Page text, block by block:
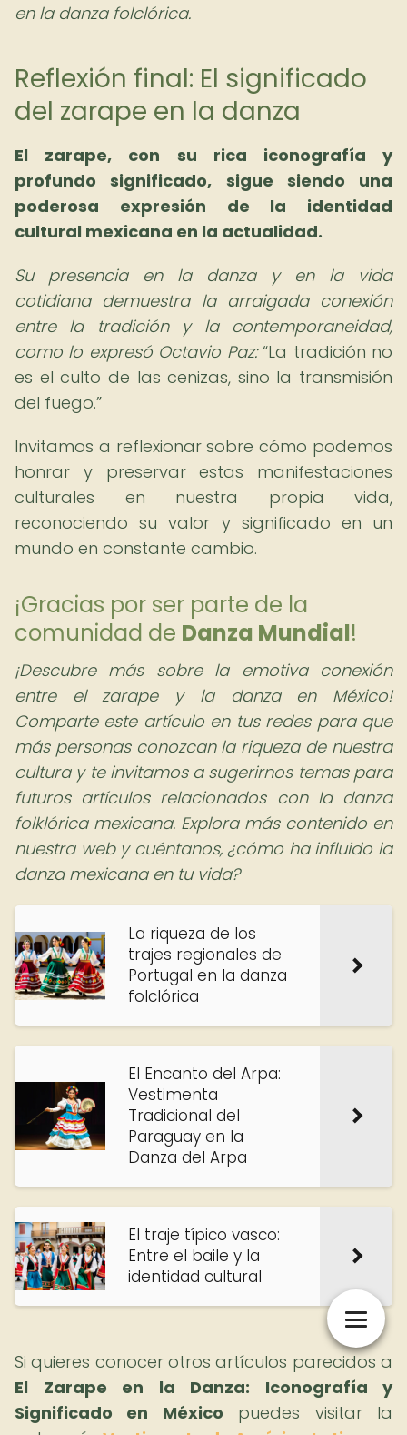
en la danza folclórica.
Reflexión final: El significado
del zarape en la danza
El zarape, con su rica iconografía y
profundo significado, sigue siendo una
poderosa expresión de la identidad
cultural mexicana en la actualidad.
Su presencia en la danza y en la vida
cotidiana demuestra la arraigada conexión
entre la tradición y la contemporaneidad,
como lo expresó Octavio Paz: La tradición no
es el culto de las cenizas, sino la transmisión
del fuego.
Invitamos a reflexionar sobre cómo podemos
honrar y preservar estas manifestaciones
culturales en nuestra propia vida,
reconociendo su valor y significado en un
mundo en constante cambio.
¡Gracias por ser parte de la
comunidad de Danza Mundial!
¡Descubre más sobre la emotiva conexión
entre el zarape y la danza en México!
Comparte este artículo en tus redes para que
más personas conozcan la riqueza de nuestra
cultura y te invitamos a sugerirnos temas para
futuros artículos relacionados con la danza
folklórica mexicana. Explora más contenido en
nuestra web y cuéntanos, ¿cómo ha influido la
danza mexicana en tu vida?
La riqueza de los
trajes regionales de
Portugal en la danza
folclórica
El Encanto del Arpa:
Vestimenta
Tradicional del
Paraguay en la
Danza del Arpa
El traje típico vasco:
Entre el baile y la
identidad cultural
Si quieres conocer otros artículos parecidos a
El Zarape en la Danza: Iconografía y
Significado en México puedes visitar la